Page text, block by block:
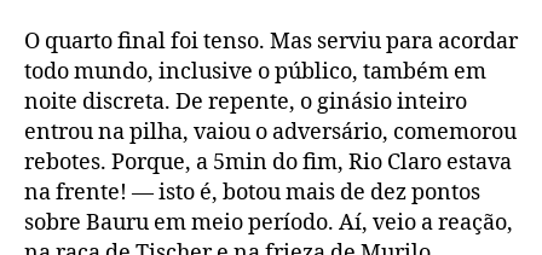
O quarto final foi tenso. Mas serviu para acordar
todo mundo, inclusive o público, também em
noite discreta. De repente, o ginásio inteiro
entrou na pilha, vaiou o adversário, comemorou
rebotes. Porque, a 5min do fim, Rio Claro estava
na frente! — isto é, botou mais de dez pontos
sobre Bauru em meio período. Aí, veio a reação,